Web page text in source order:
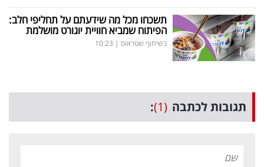
תשכחו מכל מה שידעתם על תחליפי חלב:
הפיתוח שמביא חוויית יוגורט מושלמת
בשיתוף שטראוס |
10:23
תגובות לכתבה (1)
: